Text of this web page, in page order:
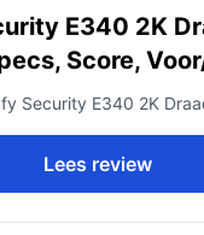
E340 2K
Score,
Security E340 2K
Lees review